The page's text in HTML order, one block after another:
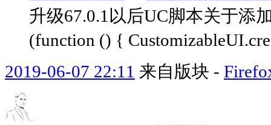
升级67.0.1以后UC脚本关于添
(function () {
2019-06-07 22:11 来自版块 -